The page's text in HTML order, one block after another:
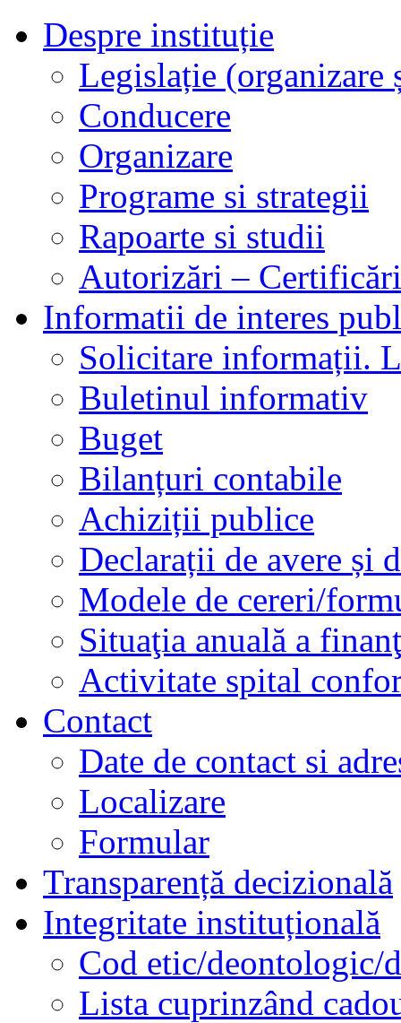
Despre instituție
Legislație
Conducere
Organizare
Programe si strategii
Rapoarte si studii
Autorizări –
Informatii de interes
Solicitare informații.
Buletinul informativ
Buget
Bilanțuri contabile
Achiziții publice
Declarații de avere și
Modele de cereri/
Situaţia anuală a
Activitate spital
Contact
Date de contact si
Localizare
Formular
Transparență decizională
Integritate instituțională
Cod etic/deontologic/
Lista cuprinzând